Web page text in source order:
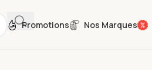
Promotions Nos Marques